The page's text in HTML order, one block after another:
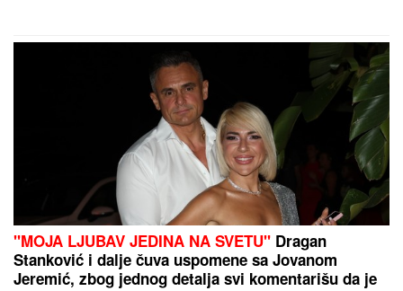
"MOJA LJUBAV JEDINA NA SVETU" Dragan
Stanković i dalje čuva uspomene sa Jovanom
Jeremić, zbog jednog detalja svi komentarišu da je